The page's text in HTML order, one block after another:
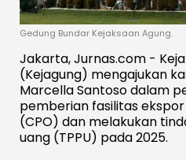
Gedung Bundar Kejaksaan Agung.
Jakarta, Jurnas.com -
(Kejagung) mengajukan
Marcella Santoso dalam
pemberian fasilitas
(CPO) dan melakukan
uang (TPPU) pada 2025.